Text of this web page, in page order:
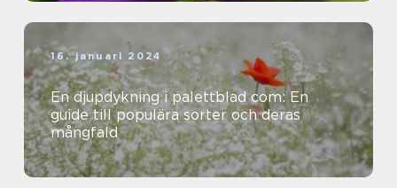
16. januari 2024
En djupdykning i palettblad com: En
guide till populära sorter och deras
mångfald